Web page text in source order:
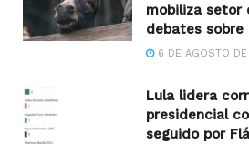
mobiliza setor
debates sobre
6 DE AGOSTO
Lula lidera
presidencial
seguido por